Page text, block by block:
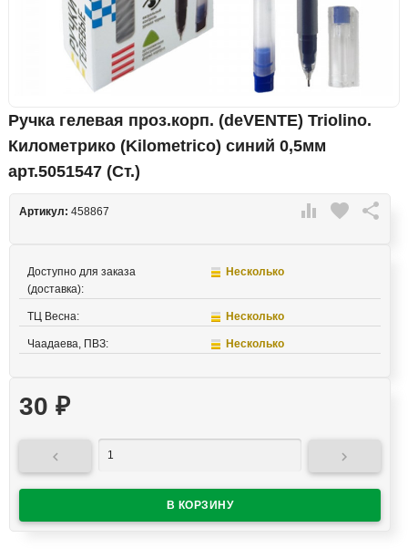
Ручка гелевая проз.корп. (deVENTE) Triolino.
Километрико (Kilometrico) синий 0,5мм
арт.5051547 (Ст.)
 favorite 
Артикул: 458867
Доступно для заказа
(доставка):
Несколько
ТЦ Весна: Несколько
Чаадаева, ПВЗ: Несколько
30 ₽
 